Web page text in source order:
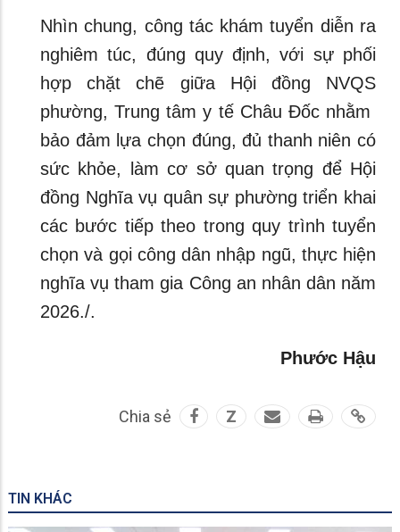
Nhìn chung, công tác khám tuyển diễn ra
nghiêm túc, đúng quy định, với sự phối
hợp chặt chẽ giữa Hội đồng NVQS
phường, Trung tâm y tế Châu Đốc nhằm
bảo đảm lựa chọn đúng, đủ thanh niên có
sức khỏe, làm cơ sở quan trọng để Hội
đồng Nghĩa vụ quân sự phường triển khai
các bước tiếp theo trong quy trình tuyển
chọn và gọi công dân nhập ngũ, thực hiện
nghĩa vụ tham gia Công an nhân dân năm
2026./.
Phước Hậu
Chia sẻ Z
TIN KHÁC